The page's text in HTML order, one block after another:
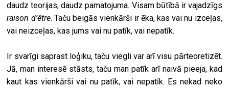
daudz teorijas, daudz pamatojuma. Visam būtībā ir vajadzīgs
raison d’être. Taču beigās vienkārši ir ēka, kas vai nu izceļas,
vai neizceļas, kas jums vai nu patīk, vai nepatīk.
Ir svarīgi saprast loģiku, taču viegli var arī visu pārteoretizēt.
Jā, man interesē stāsts, taču man patīk arī naivā pieeja, kad
kaut kas vienkārši vai nu patīk, vai nepatīk. Es nekad neko